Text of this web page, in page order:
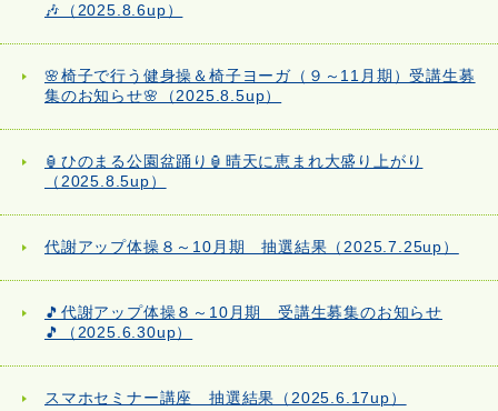
🎶（2025.8.6up）
🌸椅子で行う健身操＆椅子ヨーガ（９～11月期）受講生募
集のお知らせ🌸（2025.8.5up）
🏮ひのまる公園盆踊り🏮晴天に恵まれ大盛り上がり
（2025.8.5up）
代謝アップ体操８～10月期 抽選結果（2025.7.25up）
🎵代謝アップ体操８～10月期 受講生募集のお知らせ
🎵（2025.6.30up）
スマホセミナー講座 抽選結果（2025.6.17up）